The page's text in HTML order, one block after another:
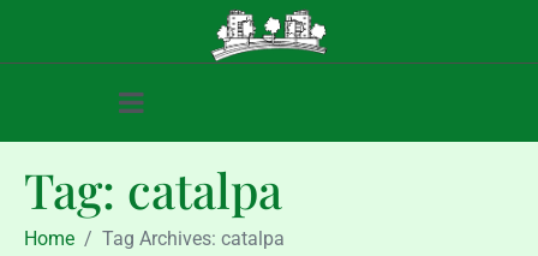
Tag: catalpa
Home Tag Archives: catalpa